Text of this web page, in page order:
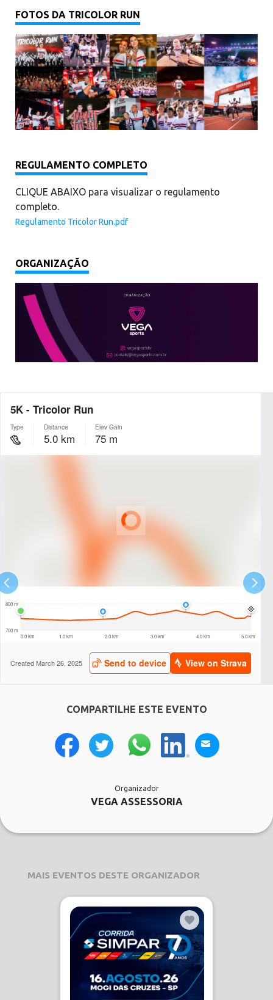
FOTOS DA TRICOLOR RUN
REGULAMENTO COMPLETO
CLIQUE ABAIXO para visualizar o regulamento
completo.
Regulamento Tricolor Run.pdf
ORGANIZAÇÃO
COMPARTILHE ESTE EVENTO
Organizador
VEGA ASSESSORIA
MAIS EVENTOS DESTE ORGANIZADOR